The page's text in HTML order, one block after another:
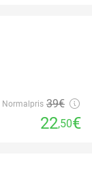
Normalpris 39€
22,50€